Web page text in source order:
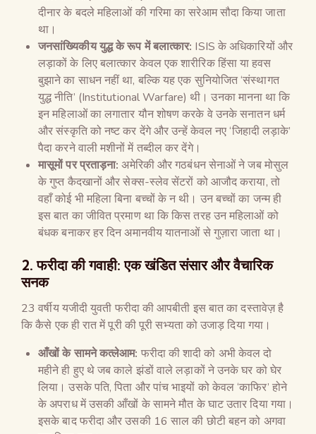
दीनार के बदले महिलाओं की गरिमा का सरेआम सौदा किया जाता
था।
जनसांख्यिकीय युद्ध के रूप में बलात्कार: ISIS के अधिकारियों और
लड़ाकों के लिए बलात्कार केवल एक शारीरिक हिंसा या हवस
बुझाने का साधन नहीं था, बल्कि यह एक सुनियोजित ‘संस्थागत
युद्ध नीति’ (Institutional Warfare) थी। उनका मानना था कि
इन महिलाओं का लगातार यौन शोषण करके वे उनके सनातन धर्म
और संस्कृति को नष्ट कर देंगे और उन्हें केवल नए ‘जिहादी लड़ाके’
पैदा करने वाली मशीनों में तब्दील कर देंगे।
मासूमों पर प्रताड़ना: अमेरिकी और गठबंधन सेनाओं ने जब मोसुल
के गुप्त कैदखानों और सेक्स-स्लेव सेंटरों को आजौद कराया, तो
वहाँ कोई भी महिला बिना बच्चों के न थी। उन बच्चों का जन्म ही
इस बात का जीवित प्रमाण था कि किस तरह उन महिलाओं को
बंधक बनाकर हर दिन अमानवीय यातनाओं से गुज़ारा जाता था।
2. फरीदा की गवाही: एक खंडित संसार और वैचारिक
सनक
23 वर्षीय यजीदी युवती फरीदा की आपबीती इस बात का दस्तावेज़ है
कि कैसे एक ही रात में पूरी की पूरी सभ्यता को उजाड़ दिया गया।
आँखों के सामने कत्लेआम: फरीदा की शादी को अभी केवल दो
महीने ही हुए थे जब काले झंडों वाले लड़ाकों ने उनके घर को घेर
लिया। उसके पति, पिता और पांच भाइयों को केवल ‘काफिर’ होने
के अपराध में उसकी आँखों के सामने मौत के घाट उतार दिया गया।
इसके बाद फरीदा और उसकी 16 साल की छोटी बहन को अगवा